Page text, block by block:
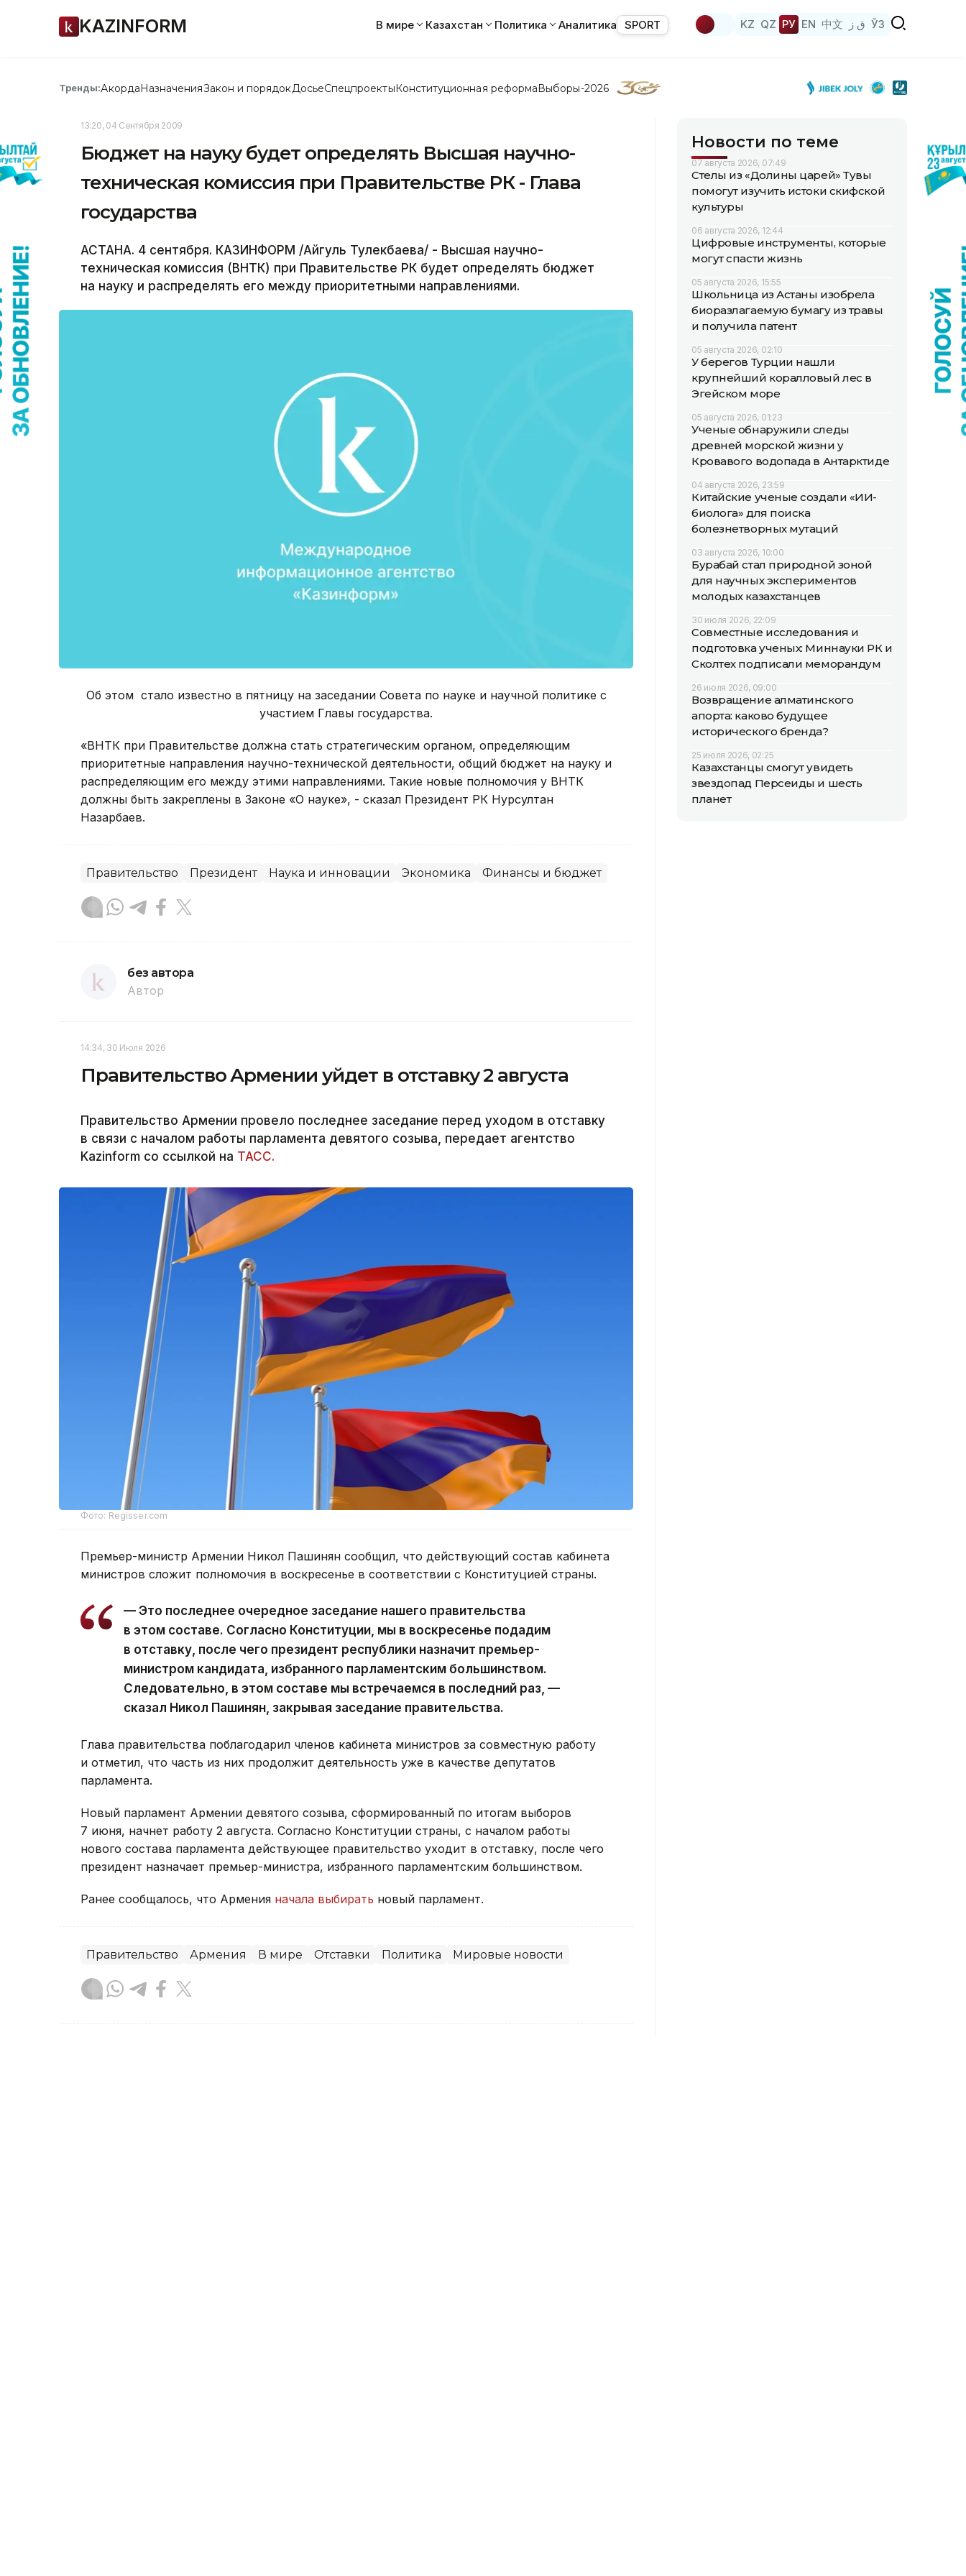
KAZINFORM В мире Казахстан Политика Аналитика SPORT KZ QZ РУ EN 中文 ق ز ЎЗ
Тренды:АкордаНазначенияЗакон и порядок ДосьеСпецпроектыКонституционная реформаВыборы-2026
13:20, 04 Сентября 2009
Бюджет на науку будет определять Высшая научно-
техническая комиссия при Правительстве РК - Глава
государства
АСТАНА. 4 сентября. КАЗИНФОРМ /Айгуль Тулекбаева/ - Высшая научно-
техническая комиссия (ВНТК) при Правительстве РК будет определять бюджет
на науку и распределять его между приоритетными направлениями.
Об этом стало известно в пятницу на заседании Совета по науке и научной политике с
участием Главы государства.
«ВНТК при Правительстве должна стать стратегическим органом, определяющим
приоритетные направления научно-технической деятельности, общий бюджет на науку и
распределяющим его между этими направлениями. Такие новые полномочия у ВНТК
должны быть закреплены в Законе «О науке», - сказал Президент РК Нурсултан
Назарбаев.
Правительство Президент Наука и инновации Экономика Финансы и бюджет
без автора
Автор
14:34, 30 Июля 2026
Правительство Армении уйдет в отставку 2 августа
Правительство Армении провело последнее заседание перед уходом в отставку
в связи с началом работы парламента девятого созыва, передает агентство
Kazinform со ссылкой на ТАСС.
Фото: Regisser.com
Премьер-министр Армении Никол Пашинян сообщил, что действующий состав кабинета
министров сложит полномочия в воскресенье в соответствии с Конституцией страны.
— Это последнее очередное заседание нашего правительства
в этом составе. Согласно Конституции, мы в воскресенье подадим
в отставку, после чего президент республики назначит премьер-
министром кандидата, избранного парламентским большинством.
Следовательно, в этом составе мы встречаемся в последний раз, —
сказал Никол Пашинян, закрывая заседание правительства.
Глава правительства поблагодарил членов кабинета министров за совместную работу
и отметил, что часть из них продолжит деятельность уже в качестве депутатов
парламента.
Новый парламент Армении девятого созыва, сформированный по итогам выборов
7 июня, начнет работу 2 августа. Согласно Конституции страны, с началом работы
нового состава парламента действующее правительство уходит в отставку, после чего
президент назначает премьер-министра, избранного парламентским большинством.
Ранее сообщалось, что Армения начала выбирать новый парламент.
Правительство Армения В мире Отставки Политика Мировые новости
Новости по теме
07 августа 2026, 07:49
Стелы из «Долины царей» Тувы
помогут изучить истоки скифской
культуры
06 августа 2026, 12:44
Цифровые инструменты, которые
могут спасти жизнь
05 августа 2026, 15:55
Школьница из Астаны изобрела
биоразлагаемую бумагу из травы
и получила патент
05 августа 2026, 02:10
У берегов Турции нашли
крупнейший коралловый лес в
Эгейском море
05 августа 2026, 01:23
Ученые обнаружили следы
древней морской жизни у
Кровавого водопада в Антарктиде
04 августа 2026, 23:59
Китайские ученые создали «ИИ-
биолога» для поиска
болезнетворных мутаций
03 августа 2026, 10:00
Бурабай стал природной зоной
для научных экспериментов
молодых казахстанцев
30 июля 2026, 22:09
Совместные исследования и
подготовка ученых: Миннауки РК и
Сколтех подписали меморандум
26 июля 2026, 09:00
Возвращение алматинского
апорта: каково будущее
исторического бренда?
25 июля 2026, 02:25
Казахстанцы смогут увидеть
звездопад Персеиды и шесть
планет